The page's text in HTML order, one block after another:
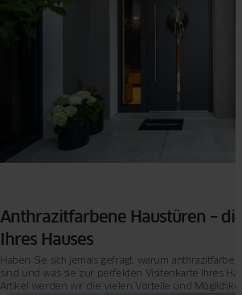
Anthrazitfarbene Haustüren –
Ihres Hauses
Haben Sie sich jemals gefragt, warum
sind und was sie zur perfekten Visitenkarte Ihres
Artikel werden wir die vielen Vorteile und